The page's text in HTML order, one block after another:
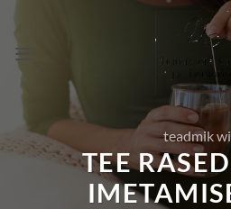
content
teadmik
TEE